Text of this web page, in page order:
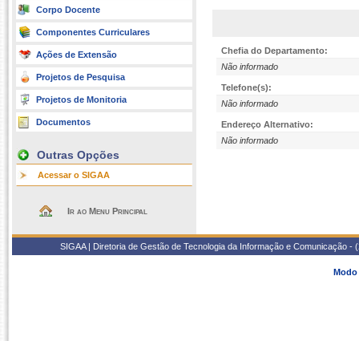
Corpo Docente
Componentes Curriculares
Ações de Extensão
Projetos de Pesquisa
Projetos de Monitoria
Documentos
Outras Opções
Acessar o SIGAA
Ir ao Menu Principal
Chefia do Departamento:
Não informado
Telefone(s):
Não informado
Endereço Alternativo:
Não informado
SIGAA | Diretoria de Gestão de Tecnologia da Informação e
Modo